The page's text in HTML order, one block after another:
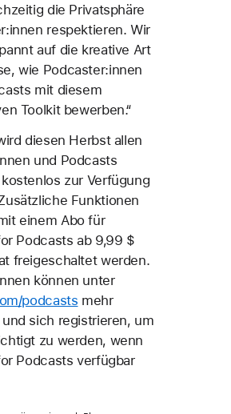
die Privatsphäre
respektieren. Wir
auf die kreative Art
wie Podcaster:innen
mit diesem
Toolkit bewerben.“
diesen Herbst allen
und Podcasts
zur Verfügung
Funktionen
einem Abo für
Podcasts ab 9,99 $
freigeschaltet werden.
können unter
podcasts mehr
sich registrieren, um
zu werden, wenn
Podcasts verfügbar